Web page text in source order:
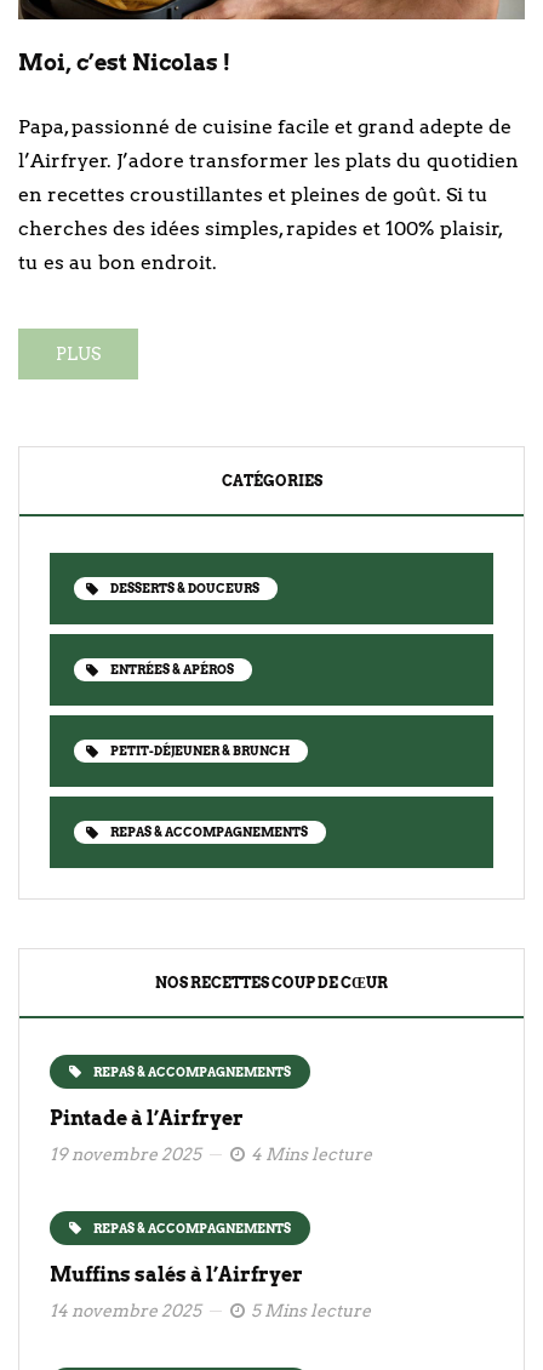
Moi, c’est Nicolas !
Papa, passionné de cuisine facile et grand adepte de
l’Airfryer. J’adore transformer les plats du quotidien
en recettes croustillantes et pleines de goût. Si tu
cherches des idées simples, rapides et 100% plaisir,
tu es au bon endroit.
PLUS
CATÉGORIES
DESSERTS & DOUCEURS
ENTRÉES & APÉROS
PETIT-DÉJEUNER & BRUNCH
REPAS & ACCOMPAGNEMENTS
NOS RECETTES COUP DE CŒUR
REPAS & ACCOMPAGNEMENTS
Pintade à l’Airfryer
19 novembre 2025 4 Mins lecture
REPAS & ACCOMPAGNEMENTS
Muffins salés à l’Airfryer
14 novembre 2025 5 Mins lecture